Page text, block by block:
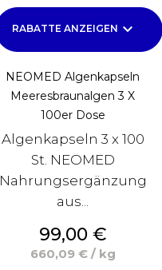
RABATTE ANZEIGEN keyboard_arrow_down
NEOMED Algenkapseln
Meeresbraunalgen 3 X
100er Dose
Algenkapseln 3 x 100
St. NEOMED
Nahrungsergänzung
aus...
Preis
99,00 €
660,09 € / kg